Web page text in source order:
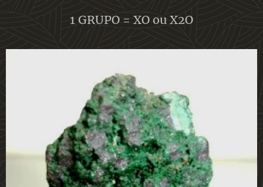
1 GRUPO = XO ou X2O